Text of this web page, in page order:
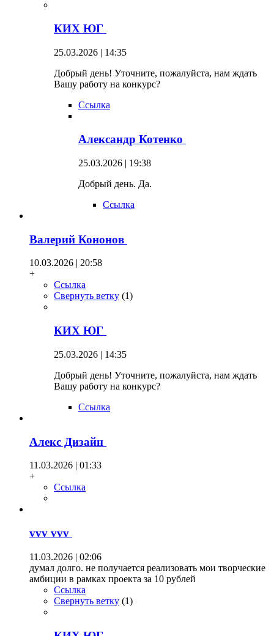
КИХ ЮГ
25.03.2026 | 14:35
Добрый день! Уточните, пожалуйста, нам ждать
Вашу работу на конкурс?
Ссылка
Александр Котенко
25.03.2026 | 19:38
Добрый день. Да.
Ссылка
Валерий Кононов
10.03.2026 | 20:58
+
Ссылка
Свернуть ветку (1)
КИХ ЮГ
25.03.2026 | 14:35
Добрый день! Уточните, пожалуйста, нам ждать
Вашу работу на конкурс?
Ссылка
Алекс Дизайн
11.03.2026 | 01:33
+
Ссылка
vvv vvv
11.03.2026 | 02:06
думал долго. не получается реализовать мои творческие
амбиции в рамках проекта за 10 рублей
Ссылка
Свернуть ветку (1)